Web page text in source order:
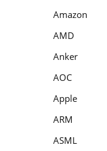
Amazon
AMD
Anker
AOC
Apple
ARM
ASML